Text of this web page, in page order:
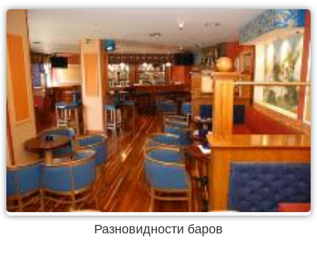
Разновидности баров